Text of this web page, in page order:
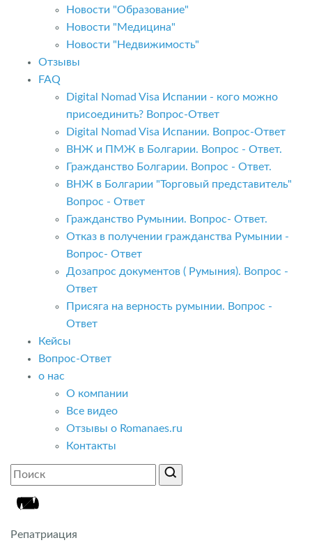
Новости "Образование"
Новости "Медицина"
Новости "Недвижимость"
Отзывы
FAQ
Digital Nomad Visa Испании - кого можно
присоединить? Вопрос-Ответ
Digital Nomad Visa Испании. Вопрос-Ответ
ВНЖ и ПМЖ в Болгарии. Вопрос - Ответ.
Гражданство Болгарии. Вопрос - Ответ.
ВНЖ в Болгарии "Торговый представитель"
Вопрос - Ответ
Гражданство Румынии. Вопрос- Ответ.
Отказ в получении гражданства Румынии -
Вопрос- Ответ
Дозапрос документов ( Румыния). Вопрос -
Ответ
Присяга на верность румынии. Вопрос -
Ответ
Кейсы
Вопрос-Ответ
о нас
О компании
Все видео
Отзывы о Romanaes.ru
Контакты
Репатриация